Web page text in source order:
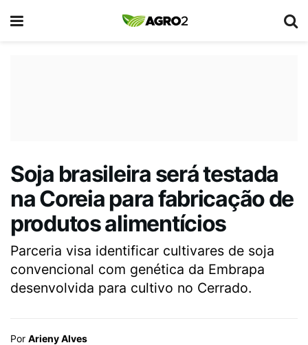
Soja brasileira será testada
na Coreia para fabricação de
produtos alimentícios
Parceria visa identificar cultivares de soja
convencional com genética da Embrapa
desenvolvida para cultivo no Cerrado.
Por Arieny Alves